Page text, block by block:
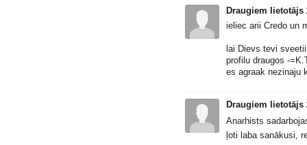
Draugiem lietotājs
ieliec arii Credo un
lai Dievs tevi
profilu draugos -
es agraak nezinaju
Draugiem lietotājs
Anarhists
ļoti laba sanākusi,